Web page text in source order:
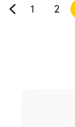
1 2